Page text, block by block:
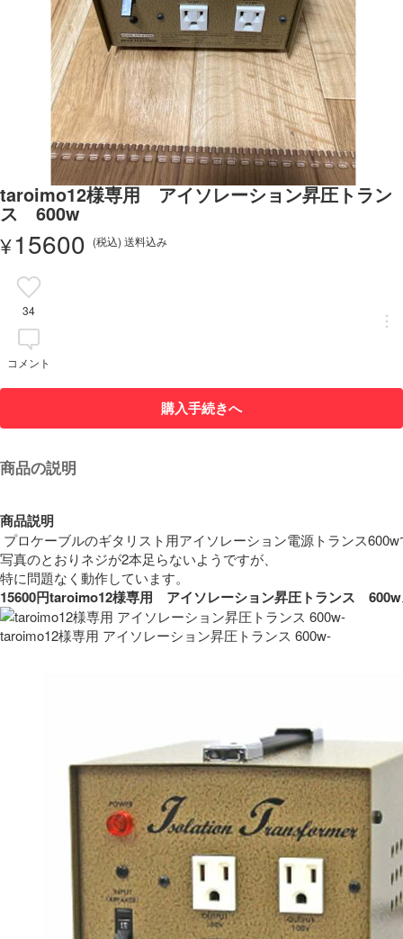
taroimo12様専用 アイソレーション昇圧トラン
ス 600w
¥15600 (税込) 送料込み
34
コメント
購入手続きへ
商品の説明
商品説明
プロケーブルのギタリスト用アイソレーション電源トランス
写真のとおりネジが2本足らないようですが、
15600円taroimo12様専用　アイソレーション昇圧トランス　
taroimo12様専用 アイソレーション昇圧トランス 600w-